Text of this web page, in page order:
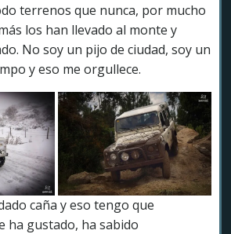
terrenos que nunca, por mucho
los han llevado al monte y
No soy un pijo de ciudad, soy un
y eso me orgullece.
caña y eso tengo que
ha gustado, ha sabido